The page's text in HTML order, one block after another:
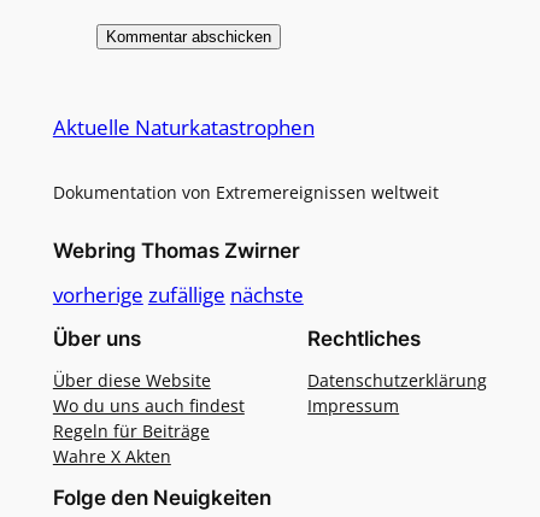
Aktuelle Naturkatastrophen
Dokumentation von Extremereignissen weltweit
Webring Thomas Zwirner
vorherige zufällige nächste
Über uns
Über diese Website
Wo du uns auch findest
Regeln für Beiträge
Wahre X Akten
Rechtliches
Datenschutzerklärung
Impressum
Folge den Neuigkeiten